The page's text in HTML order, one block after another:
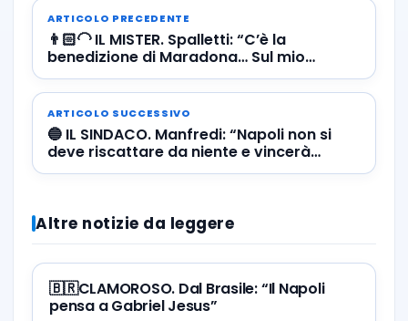
ARTICOLO PRECEDENTE
👨🏻‍🦲 IL MISTER. Spalletti: “C’è la
benedizione di Maradona… Sul mio
contratto dico che…”
ARTICOLO SUCCESSIVO
🔵 IL SINDACO. Manfredi: “Napoli non si
deve riscattare da niente e vincerà
ancora in futuro”
Altre notizie da leggere
🇧🇷CLAMOROSO. Dal Brasile: “Il Napoli
pensa a Gabriel Jesus”